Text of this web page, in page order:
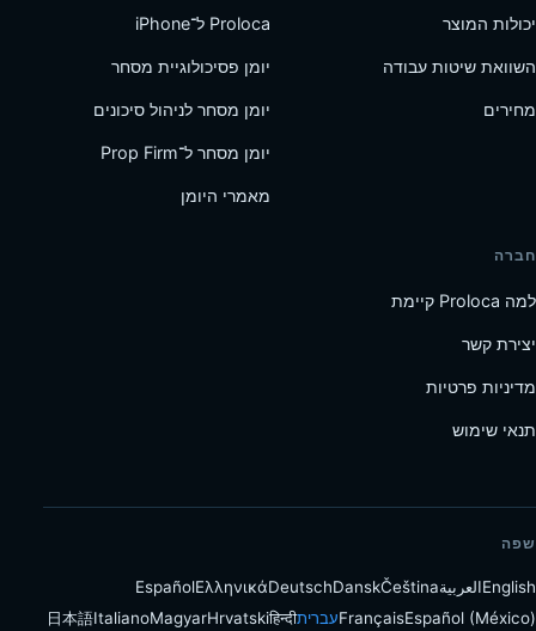
יכולות המוצר
השוואת שיטות עבודה
מחירים
Proloca ל־iPhone
יומן פסיכולוגיית מסחר
יומן מסחר לניהול סיכונים
יומן מסחר ל־Prop Firm
מאמרי היומן
חברה
למה Proloca קיימת
יצירת קשר
מדיניות פרטיות
תנאי שימוש
שפה
EnglishالعربيةČeština
Dansk
Deutsch
Ελληνικά
Español
Español (México)
Françaisעבריתहिन्दी
Hrvatski
Magyar
Italiano
日本語